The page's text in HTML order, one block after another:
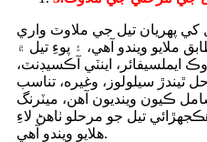
پهريان تيل جي ملاوٽ واري
ملايو ويندو آهي، ۽ پوءِ تيل ۾
ايملسيفائر، اينٽي آڪسيڊنٽ،
ٿيندڙ سيلولوز، وغيره، تناسب
ڪيون وينديون آهن، ميٽرنگ
تيل جو مرحلو ٺاهڻ لاءِ
هلايو ويندو آهي.